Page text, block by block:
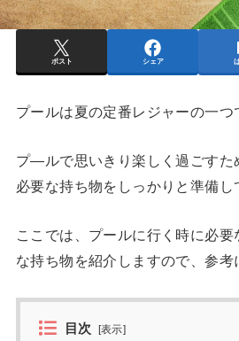
ポスト シェア
プールは夏の定番レジャーの一つ
プ―ルで思いきり楽しく過ごすた
必要な持ち物をしっかりと準備し
ここでは、プールに行く時に必
な持ち物を紹介しますので、参考
目次 [表示]